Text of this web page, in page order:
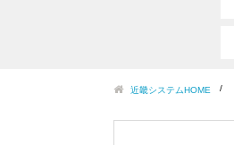
近畿システムHOME